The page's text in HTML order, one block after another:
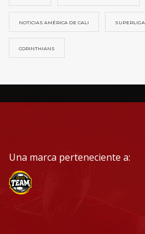
NOTICIAS AMÉRICA DE CALI SUPERLIGA
CORINTHIANS
Una marca perteneciente a: